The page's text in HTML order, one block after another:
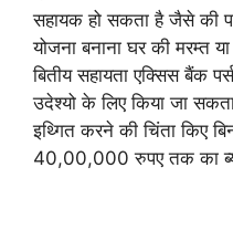
सहायक हो सकता है जैसे की
योजना बनाना घर की मरम्त
बितीय सहायता एक्सिस बैंक
उदेश्यो के लिए किया जा
इथ्गित करने की चिंता किए
40,00,000 रुपए तक का